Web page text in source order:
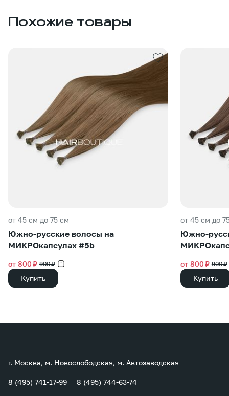
Похожие товары
от 45 см до 75 см
Южно-русские волосы на
МИКРОкапсулах #5b
от 800 ₽ 900 ₽
Купить
от 45 см до
Южно-
от 800 ₽ 900 ₽
Купить
г. Москва, м. Новослободская, м. Автозаводская
8 (495) 741-17-99 8 (495) 744-63-74